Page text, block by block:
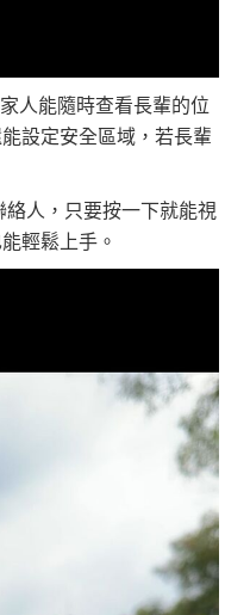
人能隨時查看長輩的位
設定安全區域，若長輩
人，只要按一下就能視
輕鬆上手。